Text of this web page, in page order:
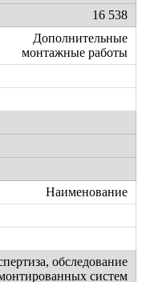
16 538
Дополнительные
монтажные работы
Наименование
обследование
систем